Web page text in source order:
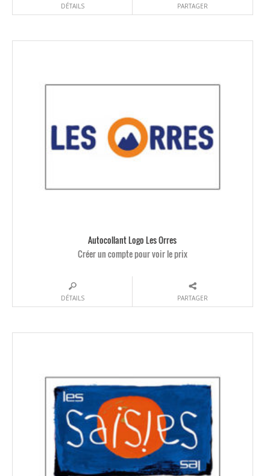
DÉTAILS PARTAGER
Autocollant Logo Les Orres
Créer un compte pour voir le prix
DÉTAILS PARTAGER